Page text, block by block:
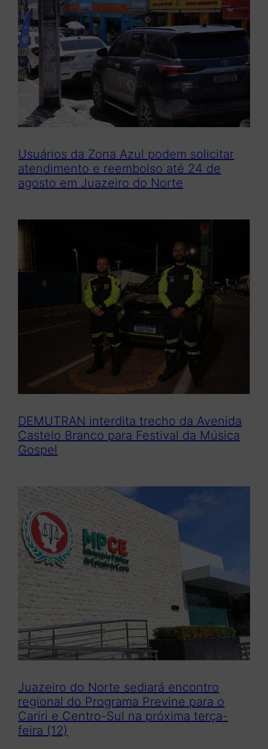
Usuários da Zona Azul podem solicitar
atendimento e reembolso até 24 de
agosto em Juazeiro do Norte
DEMUTRAN interdita trecho da Avenida
Castelo Branco para Festival da Música
Gospel
Juazeiro do Norte sediará encontro
regional do Programa Previne para o
Cariri e Centro-Sul na próxima terça-
feira (12)